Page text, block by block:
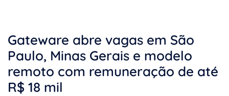
Gateware abre vagas em São
Paulo, Minas Gerais e modelo
remoto com remuneração de até
R$ 18 mil